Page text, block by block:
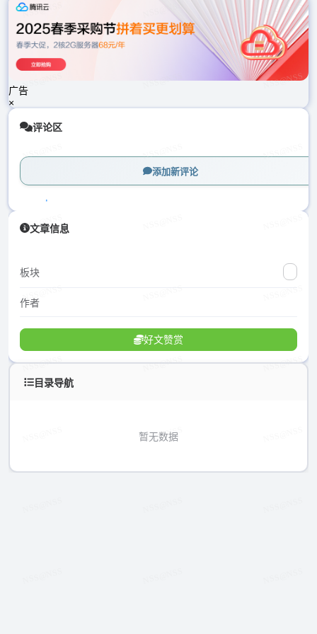
载
中...
广告
×
评论区
添加新评论
加文章信息
板块
作者
好文赞赏
目录导航
暂无数据